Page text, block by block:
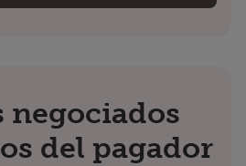
negociados
del pagador